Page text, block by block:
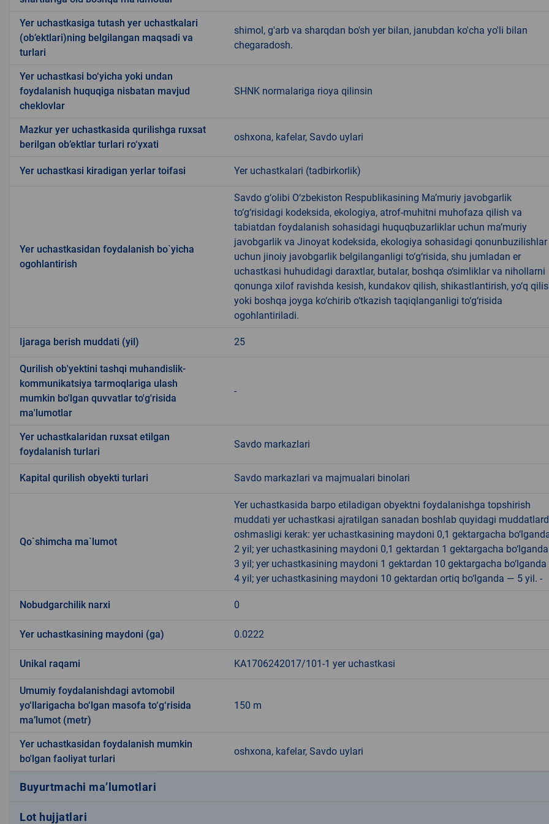
Yer uchastkasiga tutash yer uchastkalari
(ob’ektlari)ning belgilangan maqsadi va
turlari
shimol, g'arb va sharqdan bo'sh yer bilan, janubdan ko'cha yo'li bilan
chegaradosh.
Yer uchastkasi bo‘yicha yoki undan
foydalanish huquqiga nisbatan mavjud
cheklovlar
SHNK normalariga rioya qilinsin
Mazkur yer uchastkasida qurilishga ruxsat
berilgan ob’ektlar turlari ro‘yxati
oshxona, kafelar, Savdo uylari
Yer uchastkasi kiradigan yerlar toifasi Yer uchastkalari (tadbirkorlik)
Yer uchastkasidan foydalanish bo`yicha
ogohlantirish
Savdo g‘olibi O‘zbekiston Respublikasining Ma’muriy javobgarlik
to‘g‘risidagi kodeksida, ekologiya, atrof-muhitni muhofaza qilish va
tabiatdan foydalanish sohasidagi huquqbuzarliklar uchun ma’muriy
javobgarlik va Jinoyat kodeksida, ekologiya sohasidagi qonunbuzilishlar
uchun jinoiy javobgarlik belgilanganligi to‘g‘risida, shu jumladan er
uchastkasi huhudidagi daraxtlar, butalar, boshqa o‘simliklar va nihollarni
qonunga xilof ravishda kesish, kundakov qilish, shikastlantirish, yo‘q
yoki boshqa joyga ko‘chirib o‘tkazish taqiqlanganligi to‘g‘risida
ogohlantiriladi.
Ijaraga berish muddati (yil) 25
Qurilish ob'yektini tashqi muhandislik-
kommunikatsiya tarmoqlariga ulash
mumkin bo'lgan quvvatlar to'g'risida
ma'lumotlar
-
Yer uchastkalaridan ruxsat etilgan
foydalanish turlari
Savdo markazlari
Kapital qurilish obyekti turlari Savdo markazlari va majmualari binolari
Qo`shimcha ma`lumot
Yer uchastkasida barpo etiladigan obyektni foydalanishga topshirish
muddati yer uchastkasi ajratilgan sanadan boshlab quyidagi
oshmasligi kerak: yer uchastkasining maydoni 0,1 gektargacha
2 yil; yer uchastkasining maydoni 0,1 gektardan 1 gektargacha
3 yil; yer uchastkasining maydoni 1 gektardan 10 gektargacha
4 yil; yer uchastkasining maydoni 10 gektardan ortiq bo‘lganda — 5 yil. -
Nobudgarchilik narxi 0
Yer uchastkasining maydoni (ga) 0.0222
Unikal raqami KA1706242017/101-1 yer uchastkasi
Umumiy foydalanishdagi avtomobil
yo‘llarigacha bo‘lgan masofa to‘g‘risida
ma’lumot (metr)
150 m
Yer uchastkasidan foydalanish mumkin
bo'lgan faoliyat turlari
oshxona, kafelar, Savdo uylari
Buyurtmachi ma’lumotlari
Lot hujjatlari